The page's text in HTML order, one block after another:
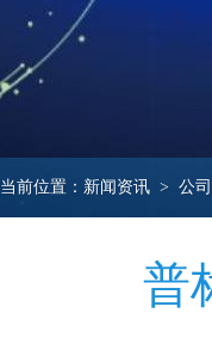
当前位置：新闻资讯 > 公
普